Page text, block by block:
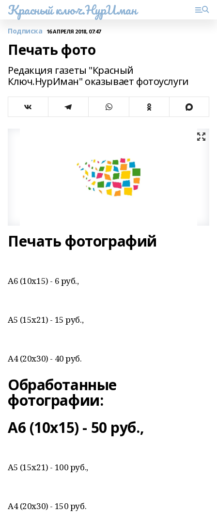
Красный ключ.НурИман
Подписка 16 АПРЕЛЯ 2018, 07:47
Печать фото
Редакция газеты "Красный
Ключ.НурИман" оказывает фотоуслуги
Печать фотографий
А6 (10х15) - 6 руб.,
А5 (15х21) - 15 руб.,
А4 (20х30) - 40 руб.
Обработанные
фотографии:
А6 (10х15) - 50 руб.,
А5 (15х21) - 100 руб.,
А4 (20х30) - 150 руб.